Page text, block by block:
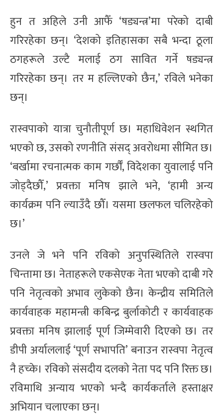
हुन त अहिले उनी आफैँ ‘षड्यन्त्र’मा परेको दाबी
गरिरहेका छन्। ‘देशको इतिहासका सबै भन्दा ठूला
ठगहरूले उल्टै मलाई ठग सावित गर्ने षड्यन्त्र
गरिरहेका छन्। तर म हल्लिएको छैन,’ रविले भनेका
छन्।
रास्वपाको यात्रा चुनौतीपूर्ण छ। महाधिवेशन स्थगित
भएको छ, उसको रणनीति संसद् अवरोधमा सीमित छ।
‘बर्खामा रचनात्मक काम गर्छौँ, विदेशका युवालाई पनि
जोड्दैछौँ,’ प्रवक्ता मनिष झाले भने, ‘हामी अन्य
कार्यक्रम पनि ल्याउँदै छौँ। यसमा छलफल चलिरहेको
छ।’
उनले जे भने पनि रविको अनुपस्थितिले रास्वपा
चिन्तामा छ। नेताहरूले एकसेएक नेता भएको दाबी गरे
पनि नेतृत्वको अभाव लुकेको छैन। केन्द्रीय समितिले
कार्यवाहक महामन्त्री कबिन्द्र बुर्लाकोटी र कार्यवाहक
प्रवक्ता मनिष झालाई पूर्ण जिम्मेवारी दिएको छ। तर
डीपी अर्याललाई ‘पूर्ण सभापति’ बनाउन रास्वपा नेतृत्व
नै हच्के। रविको संसदीय दलको नेता पद पनि रिक्त छ।
रविमाथि अन्याय भएको भन्दै कार्यकर्ताले हस्ताक्षर
अभियान चलाएका छन्।